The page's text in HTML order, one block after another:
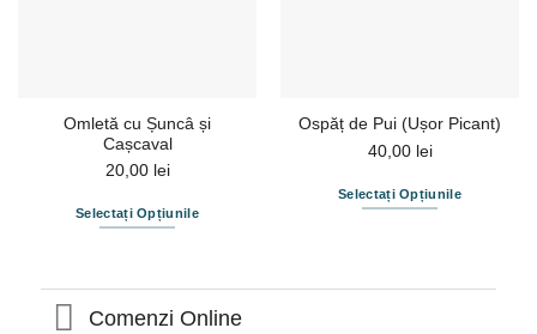
Omletă cu Șuncâ și
Cașcaval
20,00 lei
Selectați Opțiunile
Ospăț de Pui (Ușor Picant)
40,00 lei
Selectați Opțiunile
Comenzi Online